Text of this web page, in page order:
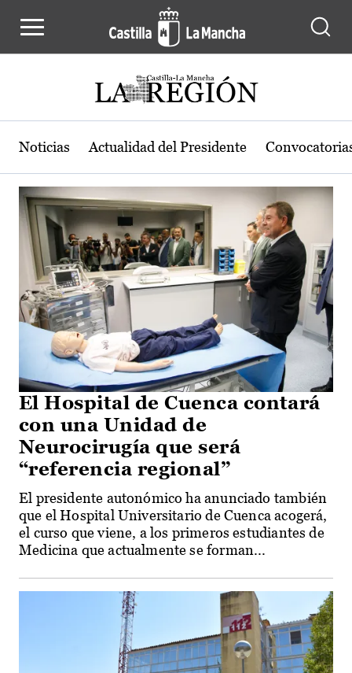
Actualidad de la región de Castilla-
Noticias Actualidad del Presidente
El Hospital de Cuenca contará
con una Unidad de
Neurocirugía que será
“referencia regional”
El presidente autonómico ha anunciado también
que el Hospital Universitario de Cuenca acogerá,
el curso que viene, a los primeros estudiantes de
Medicina que actualmente se forman...